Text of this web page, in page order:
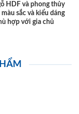
HDF và phong thủy
sắc và kiểu dáng
hợp với gia chủ